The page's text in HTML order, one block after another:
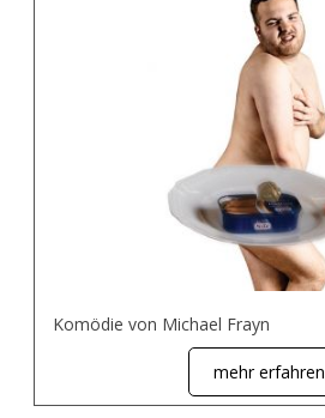
Komödie von Michael Frayn
mehr erfahren